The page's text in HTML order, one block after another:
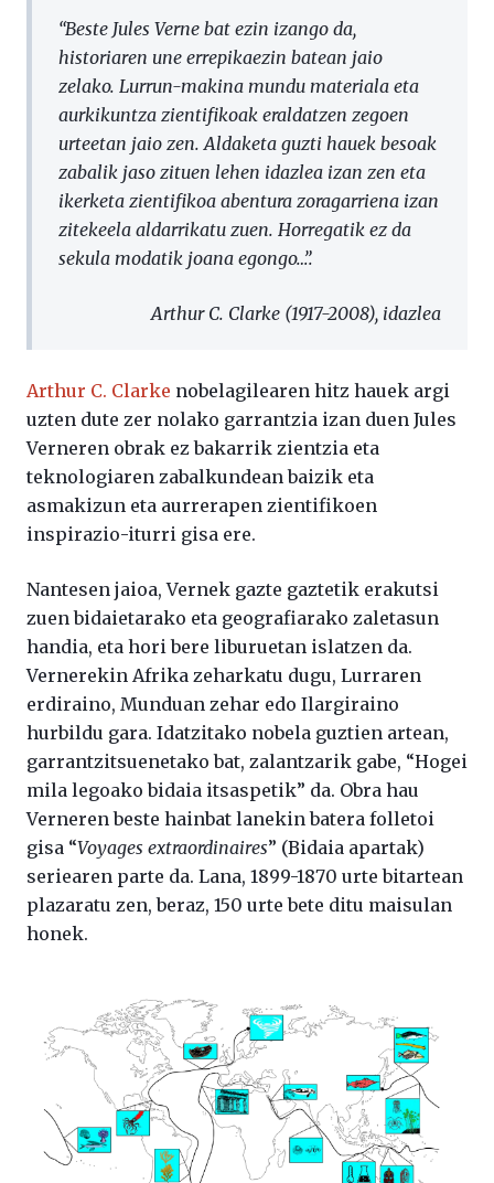
“Beste Jules Verne bat ezin izango da,
historiaren une errepikaezin batean jaio
zelako. Lurrun-makina mundu materiala eta
aurkikuntza zientifikoak eraldatzen zegoen
urteetan jaio zen. Aldaketa guzti hauek besoak
zabalik jaso zituen lehen idazlea izan zen eta
ikerketa zientifikoa abentura zoragarriena izan
zitekeela aldarrikatu zuen. Horregatik ez da
sekula modatik joana egongo…”.
Arthur C. Clarke (1917-2008), idazlea
Arthur C. Clarke nobelagilearen hitz hauek argi
uzten dute zer nolako garrantzia izan duen Jules
Verneren obrak ez bakarrik zientzia eta
teknologiaren zabalkundean baizik eta
asmakizun eta aurrerapen zientifikoen
inspirazio-iturri gisa ere.
Nantesen jaioa, Vernek gazte gaztetik erakutsi
zuen bidaietarako eta geografiarako zaletasun
handia, eta hori bere liburuetan islatzen da.
Vernerekin Afrika zeharkatu dugu, Lurraren
erdiraino, Munduan zehar edo Ilargiraino
hurbildu gara. Idatzitako nobela guztien artean,
garrantzitsuenetako bat, zalantzarik gabe, “Hogei
mila legoako bidaia itsaspetik” da. Obra hau
Verneren beste hainbat lanekin batera folletoi
gisa “Voyages extraordinaires” (Bidaia apartak)
seriearen parte da. Lana, 1899-1870 urte bitartean
plazaratu zen, beraz, 150 urte bete ditu maisulan
honek.